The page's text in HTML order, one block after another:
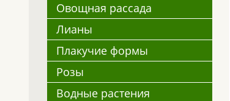
Овощная рассада
Лианы
Плакучие формы
Розы
Водные растения